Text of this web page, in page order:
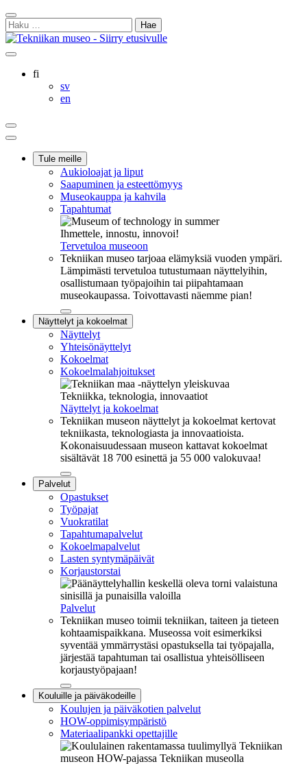
Siirry
sisältöön
Sulje
hakukenttä
Haku:
Ostoskorisi
Oma
Hae
sivultafi
svSvenska
en
Ostoskorisi
Oma
tiliHae
Päävalikko
Tule meille
Aukioloajat ja liput
Saapuminen ja esteettömyys
Museokauppa ja kahvila
Tapahtumat
Ihmettele, innostu, innovoi!
Tervetuloa museoon
Tekniikan museo tarjoaa elämyksiä vuoden ympäri.
Lämpimästi tervetuloa tutustumaan näyttelyihin,
osallistumaan työpajoihin tai piipahtamaan
museokaupassa. Toivottavasti näemme pian!
Sulje
alavalikko
Näyttelyt ja kokoelmat
Näyttelyt
Yhteisönäyttelyt
Kokoelmat
Kokoelmalahjoitukset
Tekniikka, teknologia, innovaatiot
Näyttelyt ja kokoelmat
Tekniikan museon näyttelyt ja kokoelmat kertovat
tekniikasta, teknologiasta ja innovaatioista.
Kokonaisuudessaan museon kattavat kokoelmat
sisältävät 18 700 esinettä ja 55 000 valokuvaa!
Sulje
alavalikko
Palvelut
Opastukset
Työpajat
Vuokratilat
Tapahtumapalvelut
Kokoelmapalvelut
Lasten syntymäpäivät
Korjaustorstai
Palvelut
Tekniikan museo toimii tekniikan, taiteen ja tieteen
kohtaamispaikkana. Museossa voit esimerkiksi
syventää ymmärrystäsi opastuksella tai työpajalla,
järjestää tapahtuman tai osallistua yhteisölliseen
korjaustyöpajaan!
Sulje
alavalikko
Kouluille ja päiväkodeille
Koulujen ja päiväkotien palvelut
HOW-oppimisympäristö
Materiaalipankki opettajille